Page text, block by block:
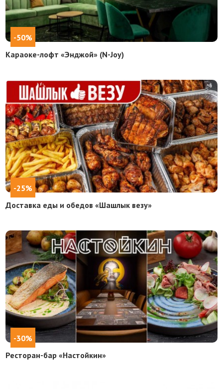
-50%
Караоке-лофт «Энджой» (N-Joy)
-25%
Доставка еды и обедов «Шашлык везу»
-30%
Ресторан-бар «Настойкин»